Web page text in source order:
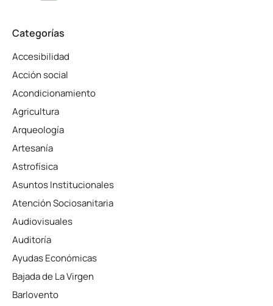
Categorías
Accesibilidad
Acción social
Acondicionamiento
Agricultura
Arqueología
Artesanía
Astrofísica
Asuntos Institucionales
Atención Sociosanitaria
Audiovisuales
Auditoría
Ayudas Económicas
Bajada de La Virgen
Barlovento